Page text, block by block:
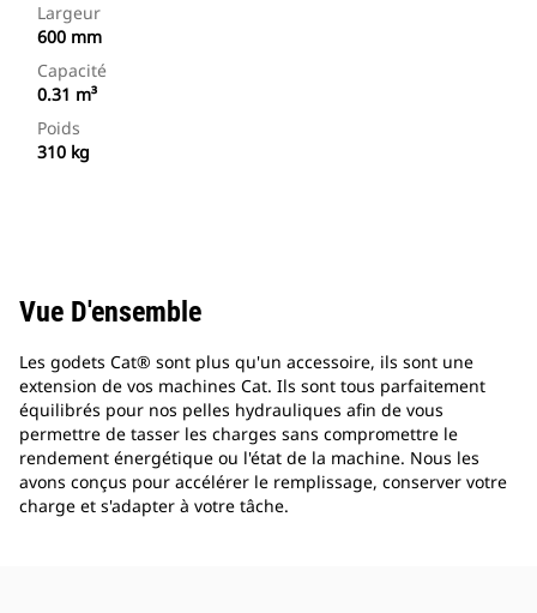
Largeur
600 mm
Capacité
0.31 m³
Poids
310 kg
Vue D'ensemble
Les godets Cat® sont plus qu'un accessoire, ils sont une
extension de vos machines Cat. Ils sont tous parfaitement
équilibrés pour nos pelles hydrauliques afin de vous
permettre de tasser les charges sans compromettre le
rendement énergétique ou l'état de la machine. Nous les
avons conçus pour accélérer le remplissage, conserver votre
charge et s'adapter à votre tâche.